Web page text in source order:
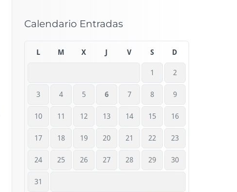
Calendario Entradas
L M X V S D
1 2
3 4 5 6 7 8 9
10 11 12 13 14 15 16
17 18 19 20 21 22 23
24 25 26 27 28 29 30
31